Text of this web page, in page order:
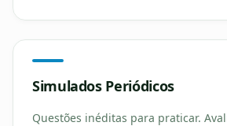
Simulados Periódicos
Questões inéditas para praticar.